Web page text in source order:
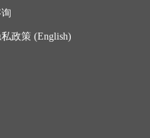
私政策 (English)